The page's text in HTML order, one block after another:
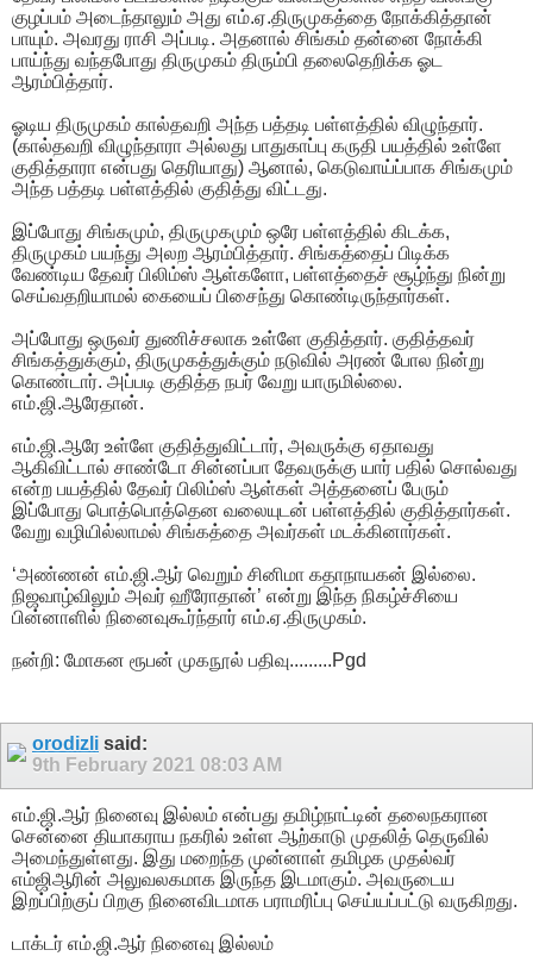
குழப்பம் அடைந்தாலும் அது எம்.ஏ.திருமுகத்தை நோக்கித்தான்
பாயும். அவரது ராசி அப்படி. அதனால் சிங்கம் தன்னை நோக்கி
பாய்ந்து வந்தபோது திருமுகம் திரும்பி தலைதெறிக்க ஓட
ஆரம்பித்தார்.
ஓடிய திருமுகம் கால்தவறி அந்த பத்தடி பள்ளத்தில் விழுந்தார்.
(கால்தவறி விழுந்தாரா அல்லது பாதுகாப்பு கருதி பயத்தில் உள்ளே
குதித்தாரா என்பது தெரியாது) ஆனால், கெடுவாய்ப்பாக சிங்கமும்
அந்த பத்தடி பள்ளத்தில் குதித்து விட்டது.
இப்போது சிங்கமும், திருமுகமும் ஒரே பள்ளத்தில் கிடக்க,
திருமுகம் பயந்து அலற ஆரம்பித்தார். சிங்கத்தைப் பிடிக்க
வேண்டிய தேவர் பிலிம்ஸ் ஆள்களோ, பள்ளத்தைச் சூழ்ந்து நின்று
செய்வதறியாமல் கையைப் பிசைந்து கொண்டிருந்தார்கள்.
அப்போது ஒருவர் துணிச்சலாக உள்ளே குதித்தார். குதித்தவர்
சிங்கத்துக்கும், திருமுகத்துக்கும் நடுவில் அரண் போல நின்று
கொண்டார். அப்படி குதித்த நபர் வேறு யாருமில்லை.
எம்.ஜி.ஆரேதான்.
எம்.ஜி.ஆரே உள்ளே குதித்துவிட்டார், அவருக்கு ஏதாவது
ஆகிவிட்டால் சாண்டோ சின்னப்பா தேவருக்கு யார் பதில் சொல்வது
என்ற பயத்தில் தேவர் பிலிம்ஸ் ஆள்கள் அத்தனைப் பேரும்
இப்போது பொத்பொத்தென வலையுடன் பள்ளத்தில் குதித்தார்கள்.
வேறு வழியில்லாமல் சிங்கத்தை அவர்கள் மடக்கினார்கள்.
‘அண்ணன் எம்.ஜி.ஆர் வெறும் சினிமா கதாநாயகன் இல்லை.
நிஜவாழ்விலும் அவர் ஹீரோதான்’ என்று இந்த நிகழ்ச்சியை
பின்னாளில் நினைவுகூர்ந்தார் எம்.ஏ.திருமுகம்.
நன்றி: மோகன ரூபன் முகநூல் பதிவு.........Pgd
orodizli said:
9th February 2021 08:03 AM
எம்.ஜி.ஆர் நினைவு இல்லம் என்பது தமிழ்நாட்டின் தலைநகரான
சென்னை தியாகராய நகரில் உள்ள ஆற்காடு முதலித் தெருவில்
அமைந்துள்ளது. இது மறைந்த முன்னாள் தமிழக முதல்வர்
எம்ஜிஆரின் அலுவலகமாக இருந்த இடமாகும். அவருடைய
இறப்பிற்குப் பிறகு நினைவிடமாக பராமரிப்பு செய்யப்பட்டு வருகிறது.
டாக்டர் எம்.ஜி.ஆர் நினைவு இல்லம்